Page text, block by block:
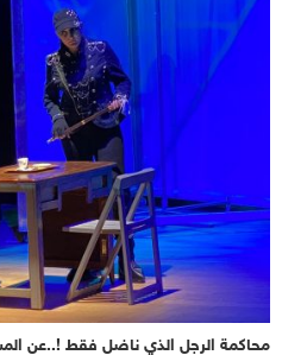
محاكمة الرجل الذي ناضل فقط !..عن